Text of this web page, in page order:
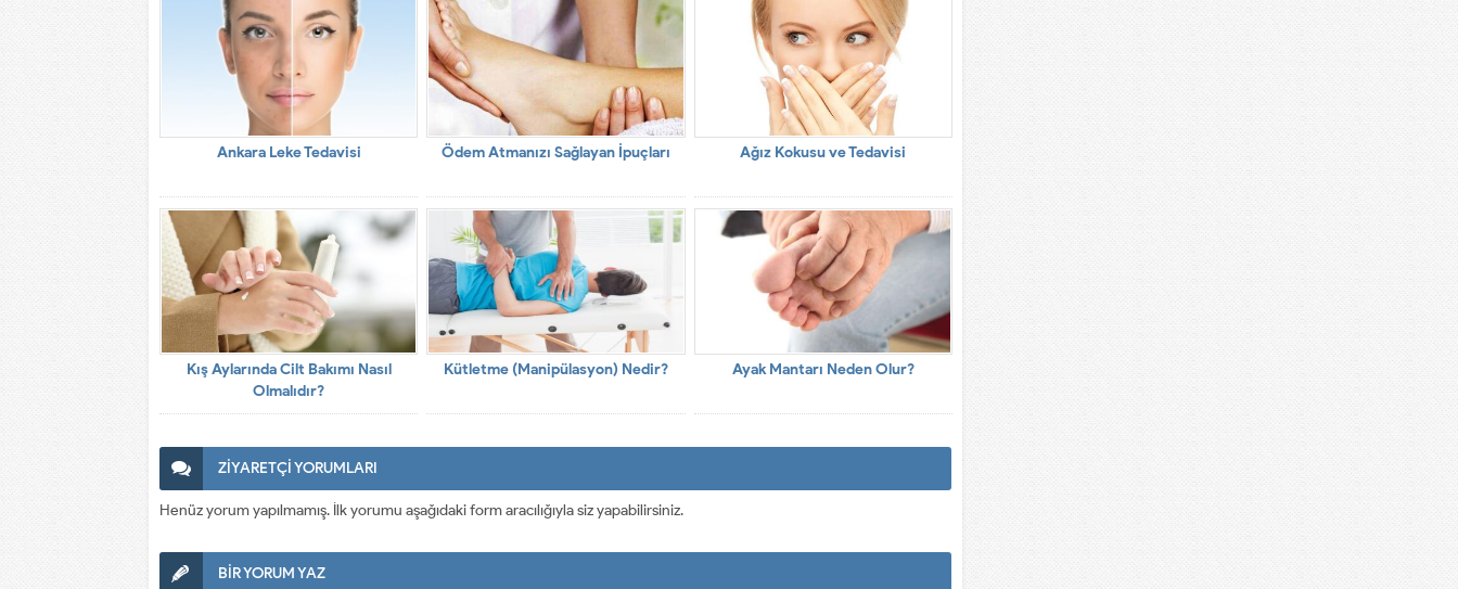
Ankara Leke Tedavisi Ödem Atmanızı Sağlayan İpuçları Ağız Kokusu ve Tedavisi
Kış Aylarında Cilt Bakımı Nasıl
Olmalıdır?
Kütletme (Manipülasyon) Nedir? Ayak Mantarı Neden Olur?
ZİYARETÇİ YORUMLARI
Henüz yorum yapılmamış. İlk yorumu aşağıdaki form aracılığıyla siz yapabilirsiniz.
BİR YORUM YAZ